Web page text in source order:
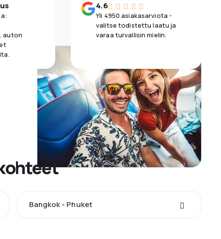
auton
4.6
Yli 4950 asiakasarviota -
valitse todistettu laatu ja
varaa turvallisin mielin.
Bangkok - Phuket